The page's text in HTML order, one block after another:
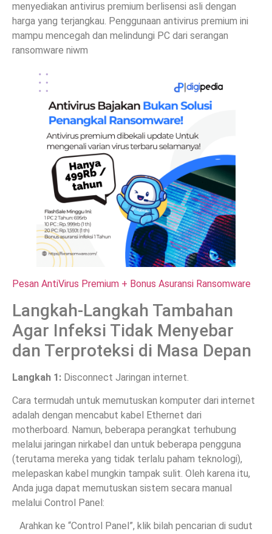
menyediakan antivirus premium berlisensi asli dengan
harga yang terjangkau. Penggunaan antivirus premium ini
mampu mencegah dan melindungi PC dari serangan
ransomware niwm
Pesan AntiVirus Premium + Bonus Asuransi Ransomware
Langkah-Langkah Tambahan
Agar Infeksi Tidak Menyebar
dan Terproteksi di Masa Depan
Langkah 1: Disconnect Jaringan internet.
Cara termudah untuk memutuskan komputer dari internet
adalah dengan mencabut kabel Ethernet dari
motherboard. Namun, beberapa perangkat terhubung
melalui jaringan nirkabel dan untuk beberapa pengguna
(terutama mereka yang tidak terlalu paham teknologi),
melepaskan kabel mungkin tampak sulit. Oleh karena itu,
Anda juga dapat memutuskan sistem secara manual
melalui Control Panel:
Arahkan ke “Control Panel”, klik bilah pencarian di sudut